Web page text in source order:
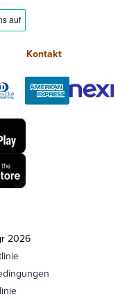
Kontakt
2026